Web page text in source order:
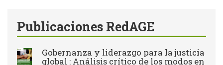
Publicaciones RedAGE
Gobernanza y liderazgo para la justicia
global : Análisis crítico de los modos en